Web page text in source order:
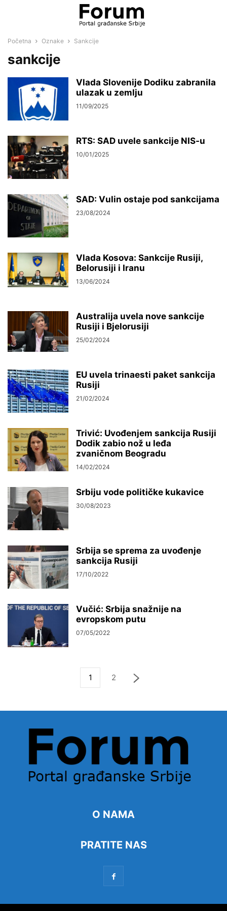
Početna Oznake Sankcije
sankcije
Vlada Slovenije Dodiku zabranila
ulazak u zemlju
11/09/2025
RTS: SAD uvele sankcije NIS-u
10/01/2025
SAD: Vulin ostaje pod sankcijama
23/08/2024
Vlada Kosova: Sankcije Rusiji,
Belorusiji i Iranu
13/06/2024
Australija uvela nove sankcije
Rusiji i Bjelorusiji
25/02/2024
EU uvela trinaesti paket sankcija
Rusiji
21/02/2024
Trivić: Uvođenjem sankcija Rusiji
Dodik zabio nož u leđa
zvaničnom Beogradu
14/02/2024
Srbiju vode političke kukavice
30/08/2023
Srbija se sprema za uvođenje
sankcija Rusiji
17/10/2022
Vučić: Srbija snažnije na
evropskom putu
07/05/2022
1 2
O NAMA
PRATITE NAS